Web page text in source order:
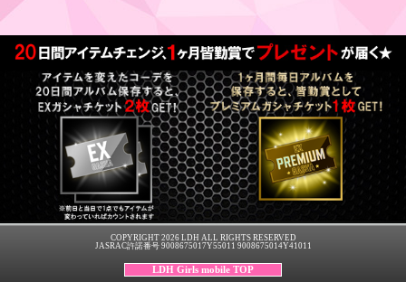
COPYRIGHT 2026 LDH ALL RIGHTS RESERVED
JASRAC許諾番号 9008675017Y55011 9008675014Y41011
LDH Girls mobile TOP